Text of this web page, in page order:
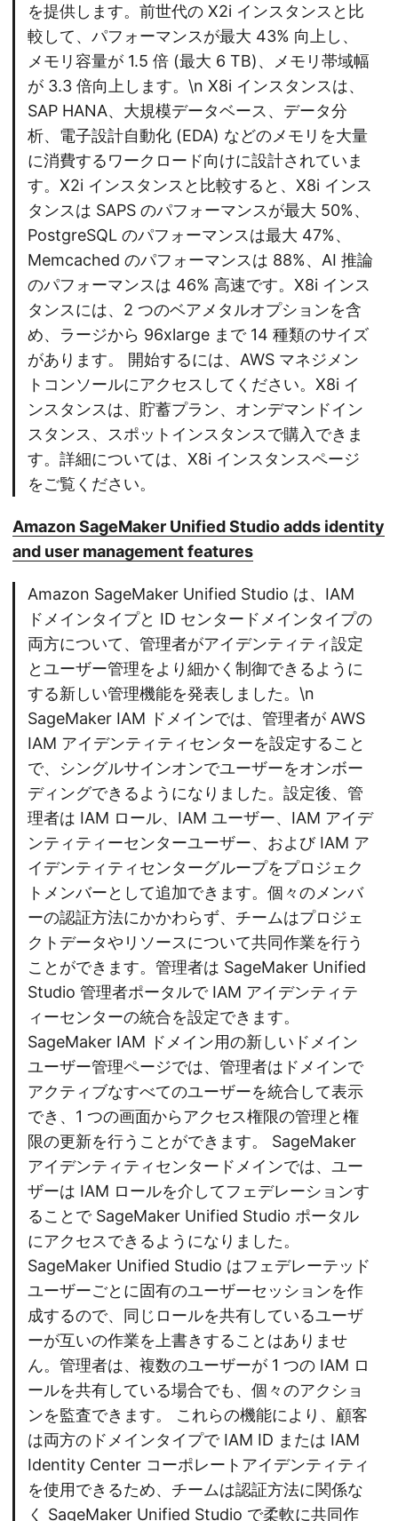
を提供します。前世代の X2i インスタンスと比
較して、パフォーマンスが最大 43% 向上し、
メモリ容量が 1.5 倍 (最大 6 TB)、メモリ帯域幅
が 3.3 倍向上します。\n X8i インスタンスは、
SAP HANA、大規模データベース、データ分
析、電子設計自動化 (EDA) などのメモリを大量
に消費するワークロード向けに設計されていま
す。X2i インスタンスと比較すると、X8i インス
タンスは SAPS のパフォーマンスが最大 50%、
PostgreSQL のパフォーマンスは最大 47%、
Memcached のパフォーマンスは 88%、AI 推論
のパフォーマンスは 46% 高速です。X8i インス
タンスには、2 つのベアメタルオプションを含
め、ラージから 96xlarge まで 14 種類のサイズ
があります。 開始するには、AWS マネジメン
トコンソールにアクセスしてください。X8i イ
ンスタンスは、貯蓄プラン、オンデマンドイン
スタンス、スポットインスタンスで購入できま
す。詳細については、X8i インスタンスページ
をご覧ください。
Amazon SageMaker Unified Studio adds identity
and user management features
Amazon SageMaker Unified Studio は、IAM
ドメインタイプと ID センタードメインタイプの
両方について、管理者がアイデンティティ設定
とユーザー管理をより細かく制御できるように
する新しい管理機能を発表しました。\n
SageMaker IAM ドメインでは、管理者が AWS
IAM アイデンティティセンターを設定すること
で、シングルサインオンでユーザーをオンボー
ディングできるようになりました。設定後、管
理者は IAM ロール、IAM ユーザー、IAM アイデ
ンティティーセンターユーザー、および IAM ア
イデンティティセンターグループをプロジェク
トメンバーとして追加できます。個々のメンバ
ーの認証方法にかかわらず、チームはプロジェ
クトデータやリソースについて共同作業を行う
ことができます。管理者は SageMaker Unified
Studio 管理者ポータルで IAM アイデンティテ
ィーセンターの統合を設定できます。
SageMaker IAM ドメイン用の新しいドメイン
ユーザー管理ページでは、管理者はドメインで
アクティブなすべてのユーザーを統合して表示
でき、1 つの画面からアクセス権限の管理と権
限の更新を行うことができます。 SageMaker
アイデンティティセンタードメインでは、ユー
ザーは IAM ロールを介してフェデレーションす
ることで SageMaker Unified Studio ポータル
にアクセスできるようになりました。
SageMaker Unified Studio はフェデレーテッド
ユーザーごとに固有のユーザーセッションを作
成するので、同じロールを共有しているユーザ
ーが互いの作業を上書きすることはありませ
ん。管理者は、複数のユーザーが 1 つの IAM ロ
ールを共有している場合でも、個々のアクショ
ンを監査できます。 これらの機能により、顧客
は両方のドメインタイプで IAM ID または IAM
Identity Center コーポレートアイデンティティ
を使用できるため、チームは認証方法に関係な
く SageMaker Unified Studio で柔軟に共同作